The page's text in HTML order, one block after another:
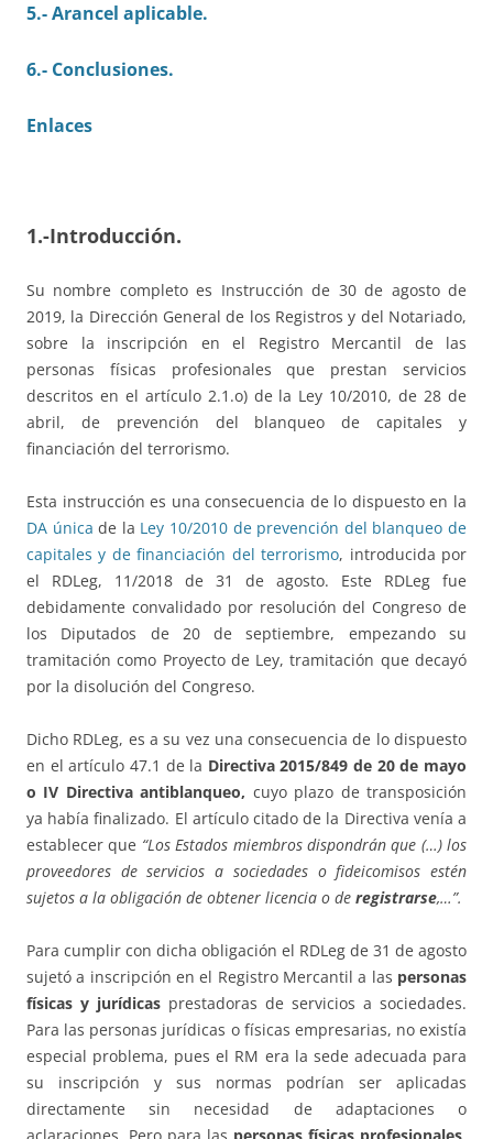
5.- Arancel aplicable.
6.- Conclusiones.
Enlaces
1.-Introducción.
Su nombre completo es Instrucción de 30 de agosto de
2019, la Dirección General de los Registros y del Notariado,
sobre la inscripción en el Registro Mercantil de las
personas físicas profesionales que prestan servicios
descritos en el artículo 2.1.o) de la Ley 10/2010, de 28 de
abril, de prevención del blanqueo de capitales y
financiación del terrorismo.
Esta instrucción es una consecuencia de lo dispuesto en la
DA única de la Ley 10/2010 de prevención del blanqueo de
capitales y de financiación del terrorismo, introducida por
el RDLeg, 11/2018 de 31 de agosto. Este RDLeg fue
debidamente convalidado por resolución del Congreso de
los Diputados de 20 de septiembre, empezando su
tramitación como Proyecto de Ley, tramitación que decayó
por la disolución del Congreso.
Dicho RDLeg, es a su vez una consecuencia de lo dispuesto
en el artículo 47.1 de la Directiva 2015/849 de 20 de mayo
o IV Directiva antiblanqueo, cuyo plazo de transposición
ya había finalizado. El artículo citado de la Directiva venía a
establecer que “Los Estados miembros dispondrán que (…) los
proveedores de servicios a sociedades o fideicomisos estén
sujetos a la obligación de obtener licencia o de registrarse,…”.
Para cumplir con dicha obligación el RDLeg de 31 de agosto
sujetó a inscripción en el Registro Mercantil a las personas
físicas y jurídicas prestadoras de servicios a sociedades.
Para las personas jurídicas o físicas empresarias, no existía
especial problema, pues el RM era la sede adecuada para
su inscripción y sus normas podrían ser aplicadas
directamente sin necesidad de adaptaciones o